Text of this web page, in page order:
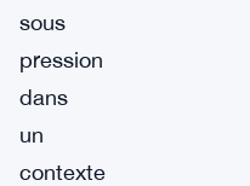
sous
pression
dans
un
contexte